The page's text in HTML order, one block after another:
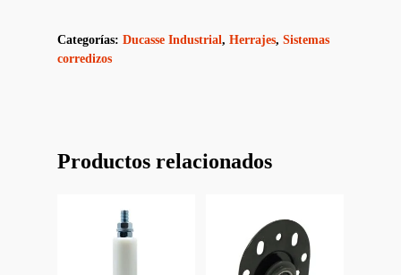
Categorías: Ducasse Industrial, Herrajes, Sistemas
corredizos
Productos relacionados